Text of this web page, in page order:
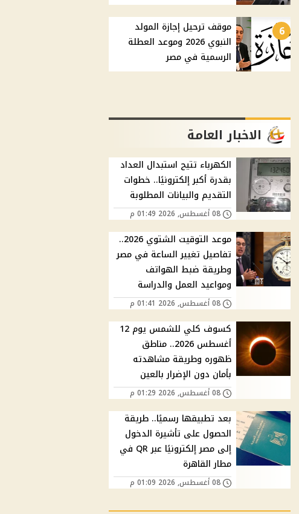
6
موقف ترحيل إجازة المولد
النبوي 2026 وموعد العطلة
الرسمية في مصر
الاخبار العامة
الكهرباء تتيح استبدال العداد
بقدرة أكبر إلكترونيًا.. خطوات
التقديم والبيانات المطلوبة
08 أغسطس, 2026 01:49 م
موعد التوقيت الشتوي 2026..
تفاصيل تغيير الساعة في مصر
وطريقة ضبط الهواتف
ومواعيد العمل والدراسة
08 أغسطس, 2026 01:41 م
كسوف كلي للشمس يوم 12
أغسطس 2026.. مناطق
ظهوره وطريقة مشاهدته
بأمان دون الإضرار بالعين
08 أغسطس, 2026 01:29 م
بعد تطبيقها رسميًا.. طريقة
الحصول على تأشيرة الدخول
إلى مصر إلكترونيًا عبر QR في
مطار القاهرة
08 أغسطس, 2026 01:09 م